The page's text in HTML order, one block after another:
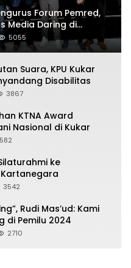
Forum Pemred,
Media Daring di
5055
Suara, KPU Kukar
Disabilitas
3867
KTNA Award
Nasional di Kukar
ke
3542
Rudi Mas’ud: Kami
di Pemilu 2024
2710